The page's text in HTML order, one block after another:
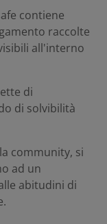
contiene
raccolte
all'interno
di
di solvibilità
community, si
ad un
abitudini di